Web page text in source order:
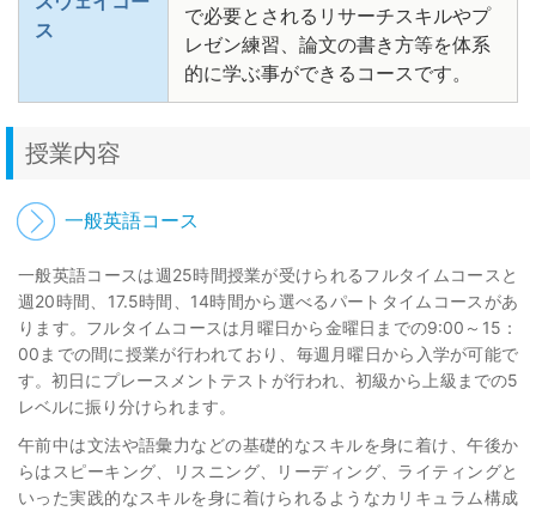
ス
で必要とされるリサーチスキルやプ
レゼン練習、論文の書き方等を体系
的に学ぶ事ができるコースです。
授業内容
一般英語コース
一般英語コースは週25時間授業が受けられるフルタイムコースと
週20時間、17.5時間、14時間から選べるパートタイムコースがあ
ります。フルタイムコースは月曜日から金曜日までの9:00～15：
00までの間に授業が行われており、毎週月曜日から入学が可能で
す。初日にプレースメントテストが行われ、初級から上級までの5
レベルに振り分けられます。
午前中は文法や語彙力などの基礎的なスキルを身に着け、午後か
らはスピーキング、リスニング、リーディング、ライティングと
いった実践的なスキルを身に着けられるようなカリキュラム構成